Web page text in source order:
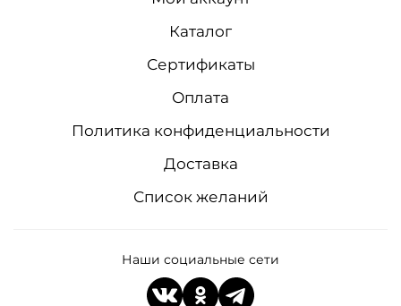
Каталог
Сертификаты
Оплата
Политика конфиденциальности
Доставка
Список желаний
Наши социальные сети